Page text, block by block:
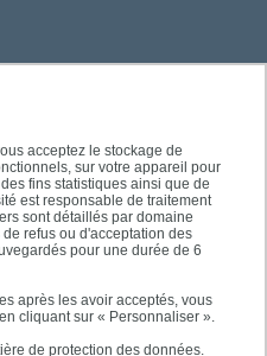
acceptez le stockage de
sur votre appareil pour
fins statistiques ainsi que de
est responsable de traitement
sont détaillés par domaine
refus ou d'acceptation des
pour une durée de 6
après les avoir acceptés, vous
cliquant sur « Personnaliser ».
de protection des données.